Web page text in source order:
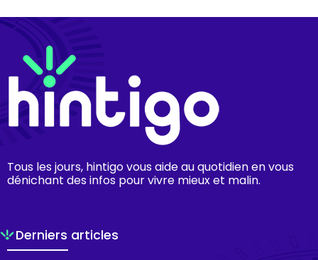
Tous les jours, hintigo vous aide au quotidien en vous
dénichant des infos pour vivre mieux et malin.
Derniers articles